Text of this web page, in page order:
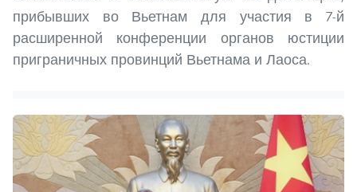
прибывших во Вьетнам для участия в 7-й
расширенной конференции органов юстиции
приграничных провинций Вьетнама и Лаоса.